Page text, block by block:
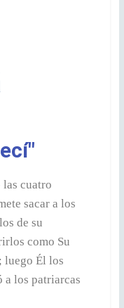
cuatro
sacar a los
de su
como Su
luego Él los
los patriarcas